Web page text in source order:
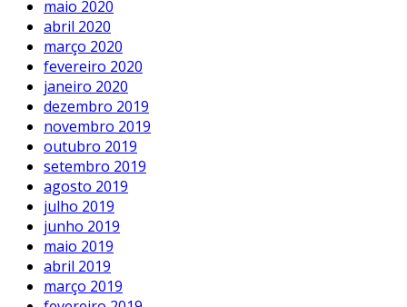
maio 2020
abril 2020
março 2020
fevereiro 2020
janeiro 2020
dezembro 2019
novembro 2019
outubro 2019
setembro 2019
agosto 2019
julho 2019
junho 2019
maio 2019
abril 2019
março 2019